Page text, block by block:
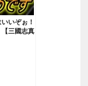
いぞぉ！
三國志真